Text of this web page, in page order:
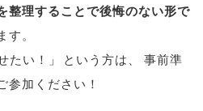
整理することで後悔のない形で
す。
たい！ 」 という方は
事前準
参加ください！